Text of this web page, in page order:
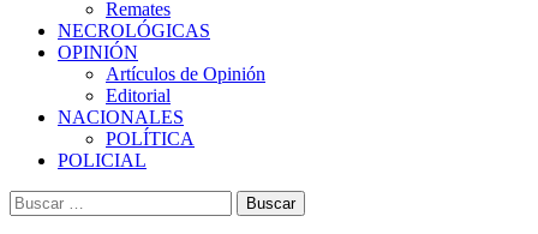
Remates
NECROLÓGICAS
OPINIÓN
Artículos de Opinión
Editorial
NACIONALES
POLÍTICA
POLICIAL
Buscar: